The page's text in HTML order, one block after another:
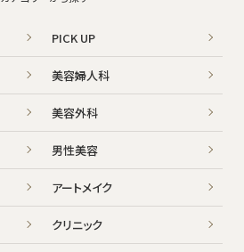
PICK UP
美容婦人科
美容外科
男性美容
アートメイク
クリニック